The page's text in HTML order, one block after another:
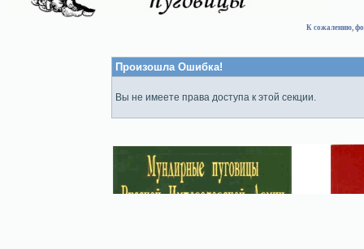
К сожалению,
Произошла Ошибка!
Вы не имеете права доступа к этой секции.